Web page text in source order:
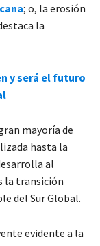
; o, la erosión
la
y será el futuro
mayoría de
hasta la
al
la transición
del Sur Global.
evidente a la